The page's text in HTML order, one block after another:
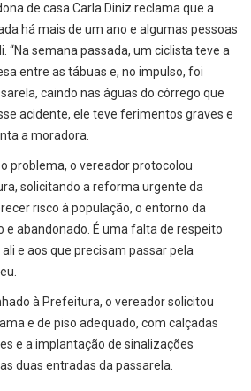
de casa Carla Diniz reclama que a
há mais de um ano e algumas pessoas
“Na semana passada, um ciclista teve a
entre as tábuas e, no impulso, foi
caindo nas águas do córrego que
acidente, ele teve ferimentos graves e
a moradora.
problema, o vereador protocolou
solicitando a reforma urgente da
risco à população, o entorno da
e abandonado. É uma falta de respeito
e aos que precisam passar pela
à Prefeitura, o vereador solicitou
e de piso adequado, com calçadas
e a implantação de sinalizações
duas entradas da passarela.